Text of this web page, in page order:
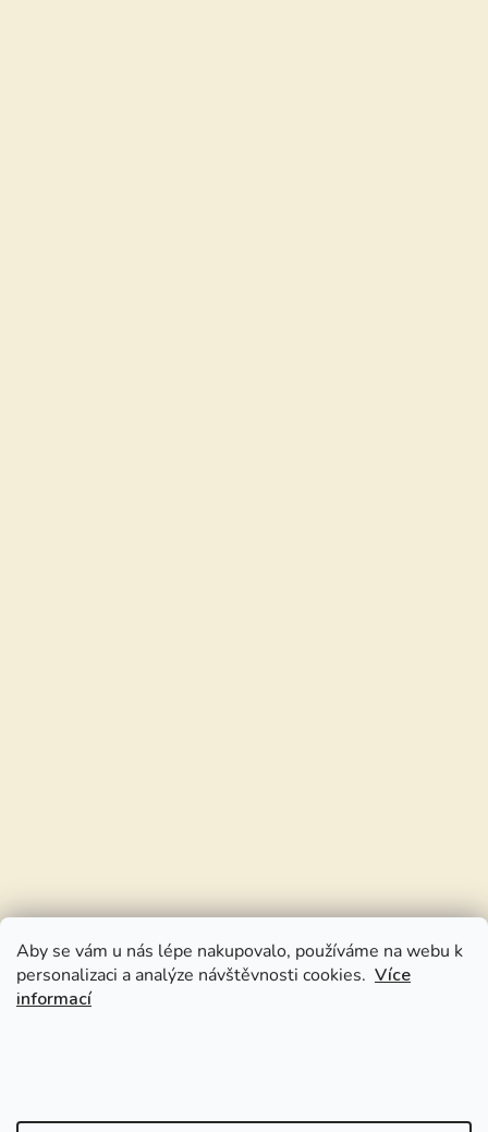
Aby se vám u nás lépe nakupovalo, používáme na webu k
personalizaci a analýze návštěvnosti cookies. Více
informací